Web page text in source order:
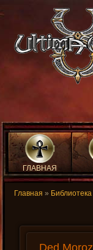
ГЛАВНАЯ
Главная » Библиотека
Ded Moroz